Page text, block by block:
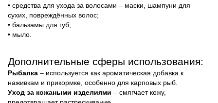
• средства для ухода за волосами – маски, шампуни для
сухих, повреждённых волос;
• бальзамы для губ;
• мыло.
Дополнительные сферы использования:
Рыбалка – используется как ароматическая добавка к
наживкам и прикормке, особенно для карповых рыб.
Уход за кожаными изделиями – смягчает кожу,